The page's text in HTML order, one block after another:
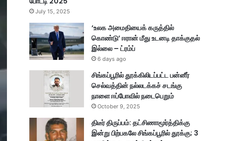
July 15, 2025
‘உலக அமைதியைக் கருத்தில்
கொண்டு’ ஈரான் மீது உடனடி தாக்குதல்
இல்லை – ட்ரம்ப்
6 days ago
சிங்கப்பூரில் தூக்கிலிடப்பட்ட பன்னீர்
செல்வத்தின் நல்லடக்கச் சடங்கு
நாளை ஈப்போவில் நடைபெறும்
October 9, 2025
திடீர் திருப்பம்: தட்சிணாமூர்த்திக்கு
இன்று பிற்பகலே சிங்கப்பூரில் தூக்கு; 3